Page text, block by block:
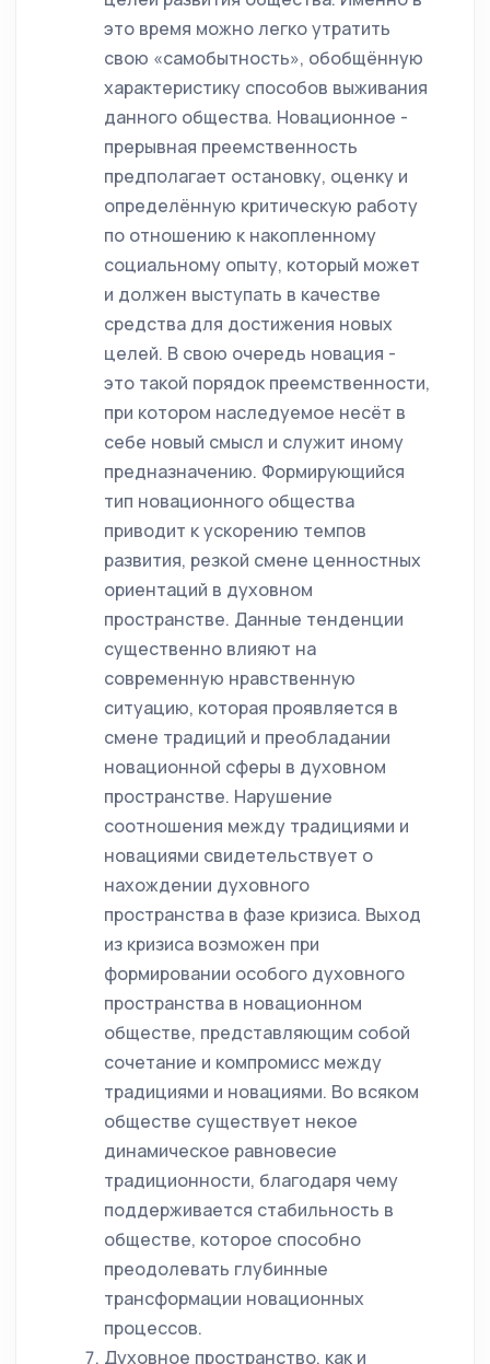
это время можно легко утратить
свою «самобытность», обобщённую
характеристику способов выживания
данного общества. Новационное -
прерывная преемственность
предполагает остановку, оценку и
определённую критическую работу
по отношению к накопленному
социальному опыту, который может
и должен выступать в качестве
средства для достижения новых
целей. В свою очередь новация -
это такой порядок преемственности,
при котором наследуемое несёт в
себе новый смысл и служит иному
предназначению. Формирующийся
тип новационного общества
приводит к ускорению темпов
развития, резкой смене ценностных
ориентаций в духовном
пространстве. Данные тенденции
существенно влияют на
современную нравственную
ситуацию, которая проявляется в
смене традиций и преобладании
новационной сферы в духовном
пространстве. Нарушение
соотношения между традициями и
новациями свидетельствует о
нахождении духовного
пространства в фазе кризиса. Выход
из кризиса возможен при
формировании особого духовного
пространства в новационном
обществе, представляющим собой
сочетание и компромисс между
традициями и новациями. Во всяком
обществе существует некое
динамическое равновесие
традиционности, благодаря чему
поддерживается стабильность в
обществе, которое способно
преодолевать глубинные
трансформации новационных
процессов.
Духовное пространство, как и